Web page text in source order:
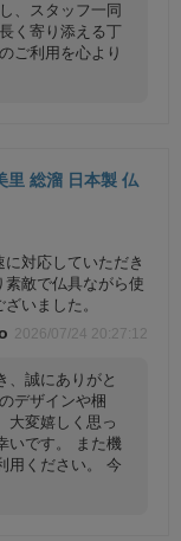
、スタッフ一同
く寄り添える丁
ご利用を心より
里 総溜 日本製 仏
対応していただき
素敵で仏具ながら使
いました。
2026/07/24 20:27:12
、誠にありがと
デザインや梱
大変嬉しく思っ
いです。 また機
用ください。 今